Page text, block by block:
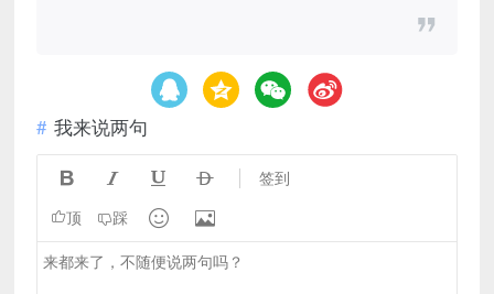
我来说两句
    签到
顶 踩  